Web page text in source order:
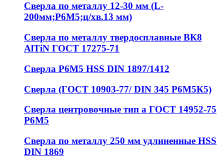
Сверла по металлу 12-30 мм (L-
200мм;Р6М5;ц/хв.13 мм)
Сверла по металлу твердосплавные ВК8
AlTiN ГОСТ 17275-71
Сверла Р6М5 HSS DIN 1897/1412
Сверла (ГОСТ 10903-77/ DIN 345 Р6М5К5)
Сверла центровочные тип а ГОСТ 14952-75
Р6М5
Сверла по металлу 250 мм удлиненные HSS
DIN 1869